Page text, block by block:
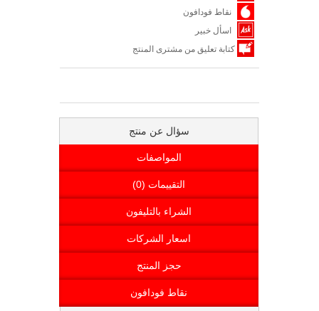
نقاط فودافون
اسأل خبير
كتابة تعليق من مشترى المنتج
سؤال عن منتج
المواصفات
التقييمات (0)
الشراء بالتليفون
اسعار الشركات
حجز المنتج
نقاط فودافون